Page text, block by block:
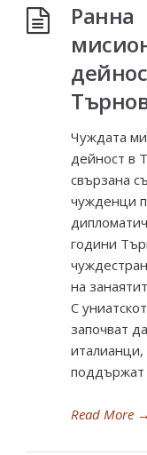
Ранна
Чуждата
дейност в
свързана
чужденци
години
на
С
започват
италианци,
поддържат
Read More →